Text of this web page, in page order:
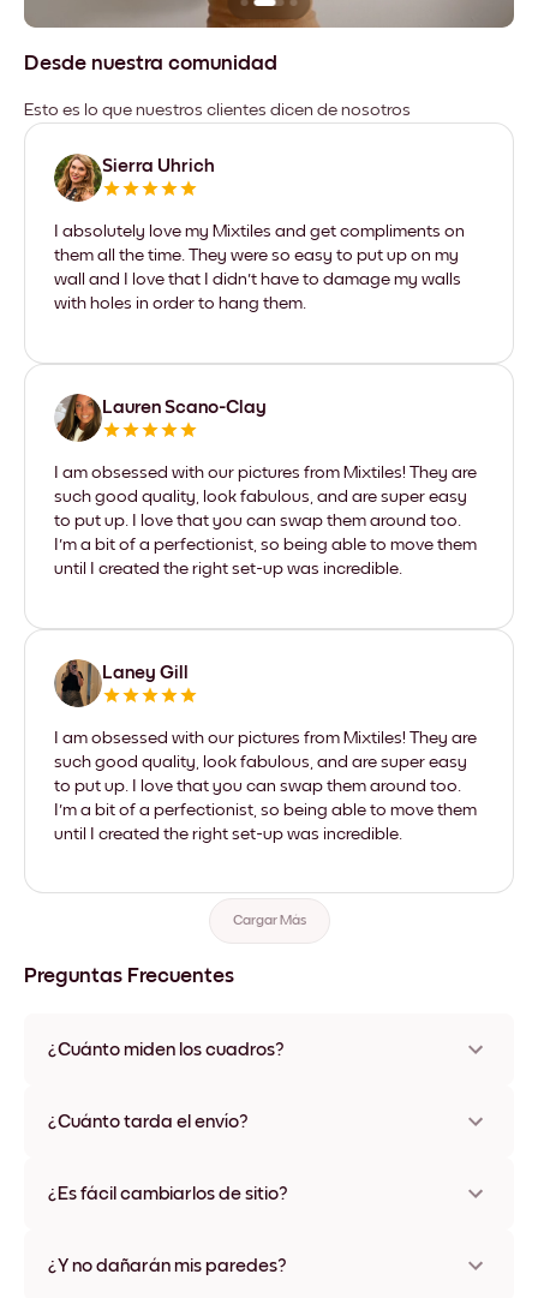
Desde nuestra comunidad
Esto es lo que nuestros clientes dicen de nosotros
Sierra Uhrich
I absolutely love my Mixtiles and get compliments on
them all the time. They were so easy to put up on my
wall and I love that I didn't have to damage my walls
with holes in order to hang them.
Lauren Scano-Clay
I am obsessed with our pictures from Mixtiles! They are
such good quality, look fabulous, and are super easy
to put up. I love that you can swap them around too.
I'm a bit of a perfectionist, so being able to move them
until I created the right set-up was incredible.
Laney Gill
I am obsessed with our pictures from Mixtiles! They are
such good quality, look fabulous, and are super easy
to put up. I love that you can swap them around too.
I'm a bit of a perfectionist, so being able to move them
until I created the right set-up was incredible.
Cargar Más
Preguntas Frecuentes
¿Cuánto miden los cuadros?
varios materiales y colores de marco, incluidas opciones sin
¿Cuánto tarda el envío?
disponibles en algunos países. Te enviaremos un número de
¿Es fácil cambiarlos de sitio?
ningún daño
¿Y no dañarán mis paredes?